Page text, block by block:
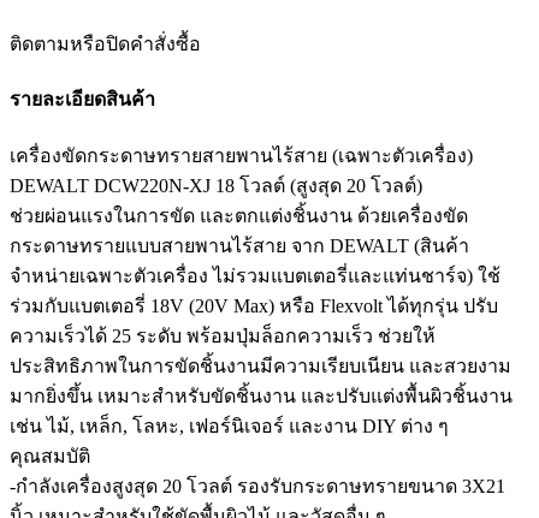
ติดตามหรือปิดคำสั่งซื้อ
รายละเอียดสินค้า
เครื่องขัดกระดาษทรายสายพานไร้สาย (เฉพาะตัวเครื่อง)
DEWALT DCW220N-XJ 18 โวลต์ (สูงสุด 20 โวลต์)
ช่วยผ่อนแรงในการขัด และตกแต่งชิ้นงาน ด้วยเครื่องขัด
กระดาษทรายแบบสายพานไร้สาย จาก DEWALT (สินค้า
จำหน่ายเฉพาะตัวเครื่อง ไม่รวมแบตเตอรี่และแท่นชาร์จ) ใช้
ร่วมกับแบตเตอรี่ 18V (20V Max) หรือ Flexvolt ได้ทุกรุ่น ปรับ
ความเร็วได้ 25 ระดับ พร้อมปุ่มล็อกความเร็ว ช่วยให้
ประสิทธิภาพในการขัดชิ้นงานมีความเรียบเนียน และสวยงาม
มากยิ่งขึ้น เหมาะสำหรับขัดชิ้นงาน และปรับแต่งพื้นผิวชิ้นงาน
เช่น ไม้, เหล็ก, โลหะ, เฟอร์นิเจอร์ และงาน DIY ต่าง ๆ
คุณสมบัติ
-กำลังเครื่องสูงสุด 20 โวลต์ รองรับกระดาษทรายขนาด 3X21